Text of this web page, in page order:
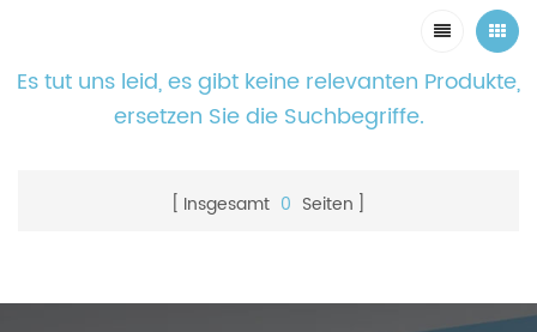
Es tut uns leid, es gibt keine relevanten Produkte,
ersetzen Sie die Suchbegriffe.
Insgesamt 0 Seiten